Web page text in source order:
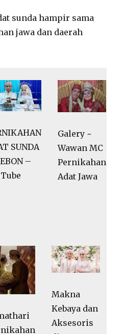
sunda hampir sama
jawa dan daerah
SUNDA
–
Galery ~
Wawan MC
Pernikahan
Adat Jawa
Makna
Kebaya dan
Aksesoris